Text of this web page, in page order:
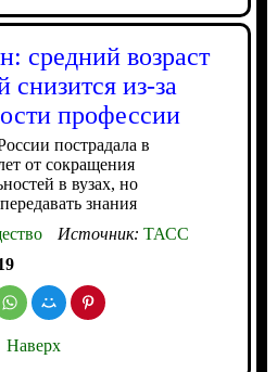
средний возраст
снизится из-за
профессии
пострадала в
от сокращения
в вузах, но
знания
Источник: ТАСС
Наверх